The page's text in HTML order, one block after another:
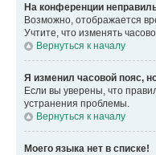
На конференции
Возможно, отображается
Учтите, что изменять
Вернуться к началу
Я изменил часовой пояс,
Если вы уверены, что
устранения проблемы.
Вернуться к началу
Моего языка нет в списке!